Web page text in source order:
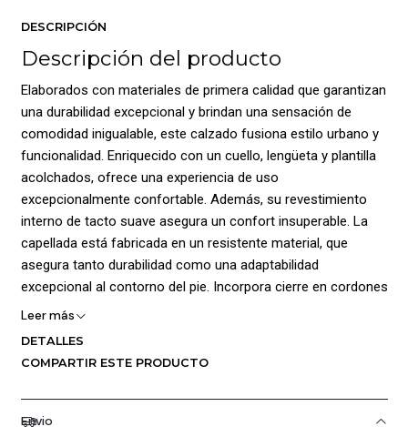
DESCRIPCIÓN
Descripción del producto
Elaborados con materiales de primera calidad que garantizan
una durabilidad excepcional y brindan una sensación de
comodidad inigualable, este calzado fusiona estilo urbano y
funcionalidad. Enriquecido con un cuello, lengüeta y plantilla
acolchados, ofrece una experiencia de uso
excepcionalmente confortable. Además, su revestimiento
interno de tacto suave asegura un confort insuperable. La
capellada está fabricada en un resistente material, que
asegura tanto durabilidad como una adaptabilidad
excepcional al contorno del pie. Incorpora cierre en cordones
para ajuste personalizado y agrega el distintivo logo de la
superficies, brindando una sujeción confiable en cualquier
entorno. Composición: Capellada: Cuero 94% Sintético 6%,
Leer más
DETALLES
COMPARTIR ESTE PRODUCTO
Envio